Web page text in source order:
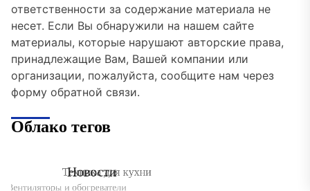
ответственности за содержание материала не
несет. Если Вы обнаружили на нашем сайте
материалы, которые нарушают авторские права,
принадлежащие Вам, Вашей компании или
организации, пожалуйста, сообщите нам через
форму обратной связи.
Облако тегов